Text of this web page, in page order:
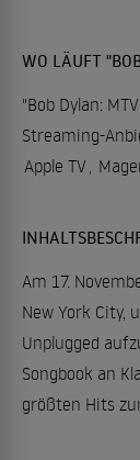
WO LÄUFT
"Bob Dylan:
Streaming-
Apple TV,
Am 17.
New York
Unplugged
Songbook an
größten Hits